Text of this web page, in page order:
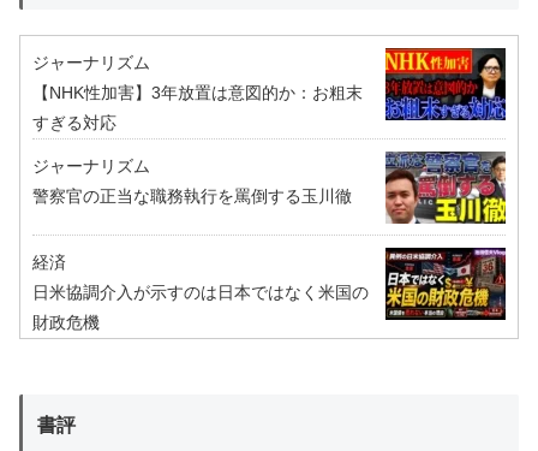
ジャーナリズム
【NHK性加害】3年放置は意図的か：お粗末
すぎる対応
ジャーナリズム
警察官の正当な職務執行を罵倒する玉川徹
経済
日米協調介入が示すのは日本ではなく米国の
財政危機
書評